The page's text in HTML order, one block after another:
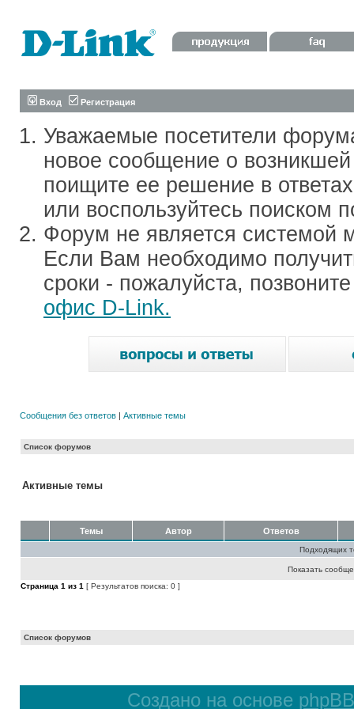
Вход Регистрация
Уважаемые посетители
новое сообщение о
поищите ее решение в
или воспользуйтесь поиском
Форум не является системой
Если Вам необходимо
сроки - пожалуйста,
офис D-Link.
Сообщения без ответов | Активные темы
Список форумов
Активные темы
Темы Автор Ответов
Подходящих
Показать
Страница 1 из 1 [ Результатов поиска: 0 ]
Список форумов
Создано на основе phpBB